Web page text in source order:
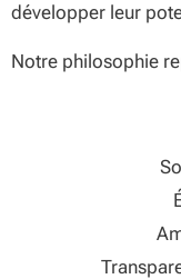
développer leur
Notre philosophie